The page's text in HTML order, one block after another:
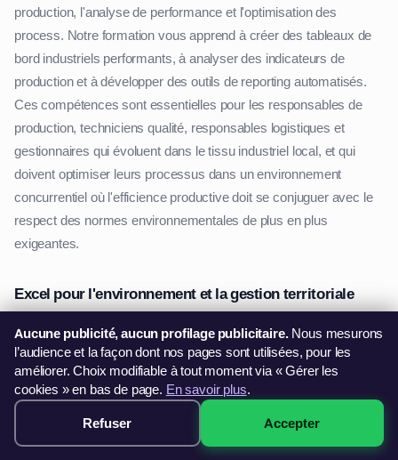
production, l'analyse de performance et l'optimisation des
process. Notre formation vous apprend à créer des tableaux de
bord industriels performants, à analyser des indicateurs de
production et à développer des outils de reporting automatisés.
Ces compétences sont essentielles pour les responsables de
production, techniciens qualité, responsables logistiques et
gestionnaires qui évoluent dans le tissu industriel local, et qui
doivent optimiser leurs processus dans un environnement
concurrentiel où l'efficience productive doit se conjuguer avec le
respect des normes environnementales de plus en plus
exigeantes.
Excel pour l'environnement et la gestion territoriale
Le secteur environnemental et territorial, primordial à Septèmes-
les-Vallons avec sa situation entre massif de l'Étoile et métropole
marseillaise, utilise Excel pour la gestion des espaces naturels,
l'analyse des données environnementales et la planification
urbaine durable. Vous apprendrez à créer des tableaux de suivi
pour les indicateurs écologiques, à analyser des données
299€ · Voir les sessions →
Aucune publicité, aucun profilage publicitaire.Nous mesurons
l’audience et la façon dont nos pages sont utilisées, pour les
améliorer. Choix modifiable à tout moment via « Gérer les
cookies » en bas de page. En savoir plus.
Refuser Accepter